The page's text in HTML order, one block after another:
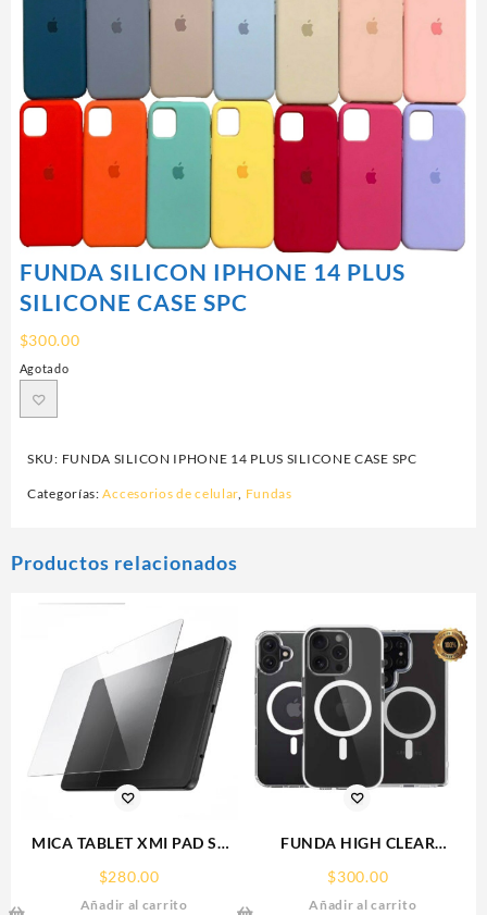
FUNDA SILICON IPHONE 14 PLUS
SILICONE CASE SPC
$300.00
Agotado
SKU: FUNDA SILICON IPHONE 14 PLUS SILICONE CASE SPC
Categorías:Accesorios de celular, Fundas
Productos relacionados
MICA TABLET XMI PAD SE
PROTECTOR RHINOGLASS
$280.00
Añadir al carrito
FUNDA HIGH CLEAR
WEKOVER
$300.00
Añadir al carrito